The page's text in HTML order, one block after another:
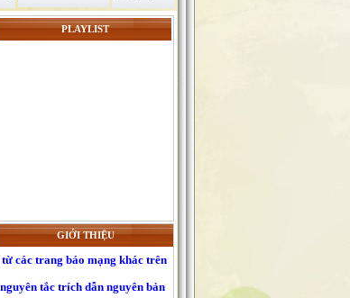
PLAYLIST
GIỚI THIỆU
Kính thưa quý độc giả
Website nguoixunghekiev.vn
từ các trang báo mạng khác trên
nguyên tắc trích dẫn nguyên bản
đường nguồn chính. Là những